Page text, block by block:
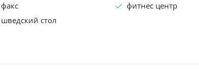
факс
фитнес центр
шведский стол